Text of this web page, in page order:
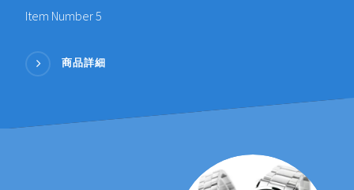
Item Number 5
商品詳細